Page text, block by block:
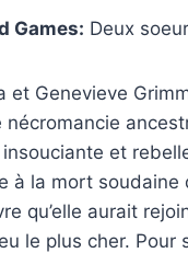
Games: Deux
et Genevieve
nécromancie
insouciante et
à la mort soudaine
qu’elle aurait
le plus cher. Pour